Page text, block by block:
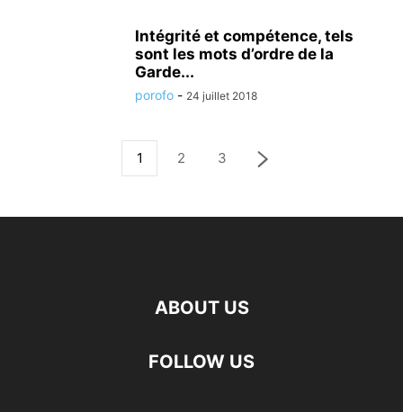
Intégrité et compétence, tels
sont les mots d’ordre de la
Garde...
porofo - 24 juillet 2018
1 2 3
ABOUT US
FOLLOW US